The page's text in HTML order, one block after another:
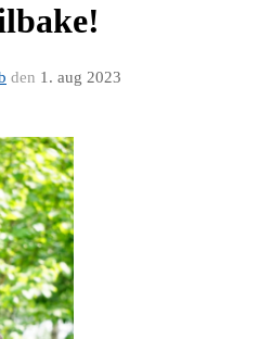
den 1. aug 2023